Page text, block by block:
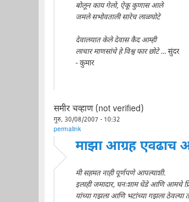
बोलून काय गेलो, ऐकू कुणास आले
जमले सभोवताली सारेच लाळघोटे
देवालयात केले देवास कैद आम्ही
लाचार माणसांचे हे विश्व फार छोटे ... सुंदर
- कुमार
समीर चव्हाण (not verified)
गुरु, 30/08/2007 - 10:32
permalink
माझा आग्रह एवढाच
मी सहमत नाही पूर्णपणे आपल्याशी.
इलाही जमादार, घनःशाम धेंडे आणि आमचे
यांच्या गझला आणि भटांच्या गझला ठेवल्या